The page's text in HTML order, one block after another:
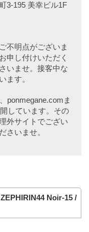
3-195 美幸ビル1F
不明点がございま
申し付けいただく
いませ。接客中な
ます。
ponmegane.comま
しています。その
外サイトでござい
さいませ。
Noir-15 /